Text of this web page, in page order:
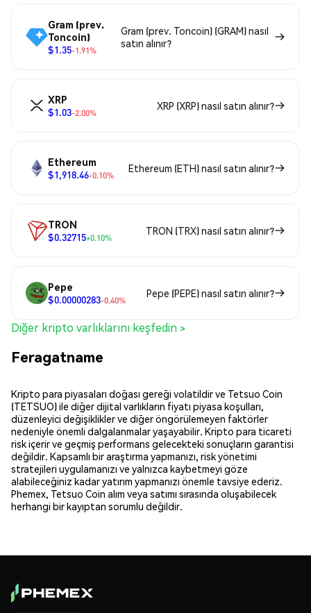
Gram (prev.
Toncoin)
$1.35-1.91%
Gram (prev. Toncoin) (GRAM) nasıl
satın alınır?
XRP
$1.03-2.00%
XRP (XRP) nasıl satın alınır?
Ethereum
$1,918.46-0.10%
Ethereum (ETH) nasıl satın alınır?
TRON
$0.32715+0.10%
TRON (TRX) nasıl satın alınır?
Pepe
$0.00000283-0.40%
Pepe (PEPE) nasıl satın alınır?
Diğer kripto varlıklarını keşfedin >
Feragatname
Kripto para piyasaları doğası gereği volatildir ve Tetsuo Coin
(TETSUO) ile diğer dijital varlıkların fiyatı piyasa koşulları,
düzenleyici değişiklikler ve diğer öngörülemeyen faktörler
nedeniyle önemli dalgalanmalar yaşayabilir. Kripto para ticareti
risk içerir ve geçmiş performans gelecekteki sonuçların garantisi
değildir. Kapsamlı bir araştırma yapmanızı, risk yönetimi
stratejileri uygulamanızı ve yalnızca kaybetmeyi göze
alabileceğiniz kadar yatırım yapmanızı önemle tavsiye ederiz.
Phemex, Tetsuo Coin alım veya satımı sırasında oluşabilecek
herhangi bir kayıptan sorumlu değildir.